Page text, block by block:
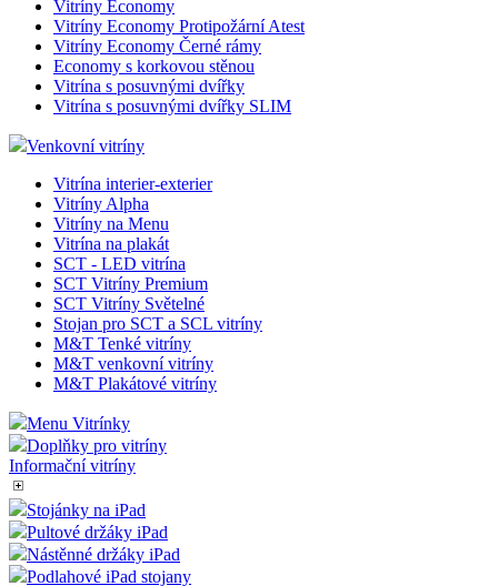
LED Windtalker
Info stojany na noze
Akrylové LED rámečky
Světelná reklama
Interiérové vitríny
Vitríny Economy
Vitríny Economy Protipožární Atest
Vitríny Economy Černé rámy
Economy s korkovou stěnou
Vitrína s posuvnými dvířky
Vitrína s posuvnými dvířky SLIM
Venkovní vitríny
Vitrína interier-exterier
Vitríny Alpha
Vitríny na Menu
Vitrína na plakát
SCT - LED vitrína
SCT Vitríny Premium
SCT Vitríny Světelné
Stojan pro SCT a SCL vitríny
M&T venkovní vitríny
M&T Plakátové vitríny
Menu Vitrínky